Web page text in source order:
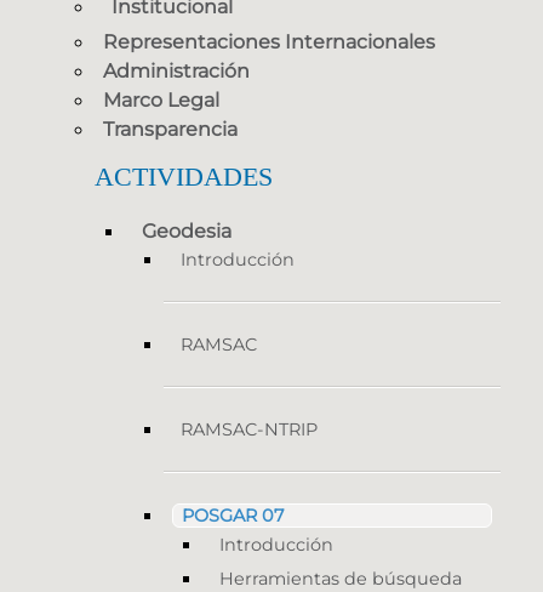
Institucional
Representaciones Internacionales
Administración
Marco Legal
Transparencia
ACTIVIDADES
Geodesia
Introducción
RAMSAC
RAMSAC-NTRIP
POSGAR 07
Introducción
Herramientas de búsqueda